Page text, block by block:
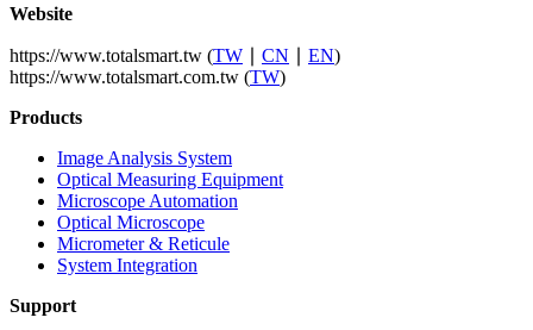
Website
https://www.totalsmart.tw (TW CN EN)
https://www.totalsmart.com.tw (TW)
Products
Image Analysis System
Optical Measuring Equipment
Microscope Automation
Optical Microscope
Micrometer & Reticule
System Integration
Support